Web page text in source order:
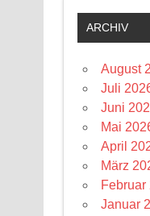
ARCHIV
August
Juli
Juni
Mai
April
März
Februar
Januar